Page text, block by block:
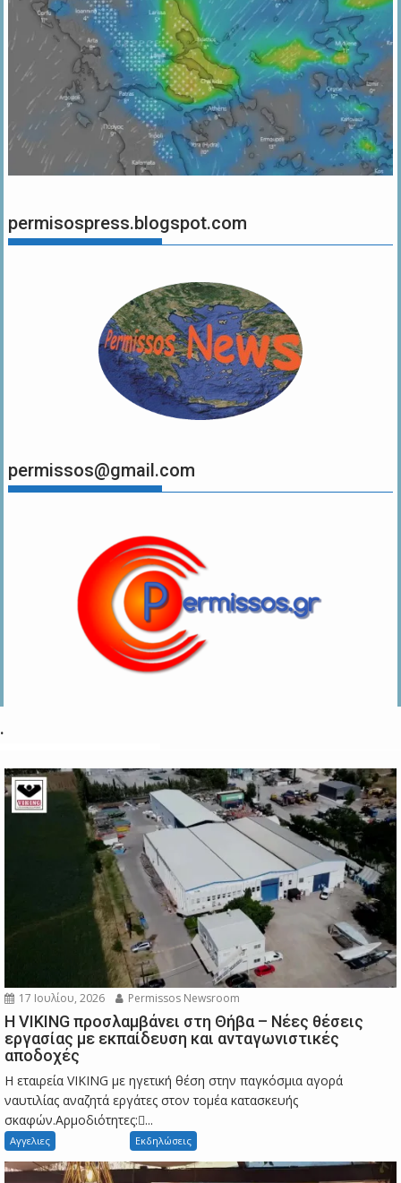
permisospress.blogspot.com
permissos@gmail.com
.
17 Ιουλίου, 2026 Permissos Newsroom
Η VIKING προσλαμβάνει στη Θήβα – Νέες θέσεις
εργασίας με εκπαίδευση και ανταγωνιστικές
αποδοχές
Η εταιρεία VIKING με ηγετική θέση στην παγκόσμια αγορά
ναυτιλίας αναζητά εργάτες στον τομέα κατασκευής
σκαφών.Αρμοδιότητες:...
Αγγελιες Εκδηλώσεις